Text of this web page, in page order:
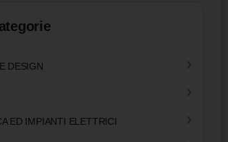
DESIGN
ED IMPIANTI ELETTRICI